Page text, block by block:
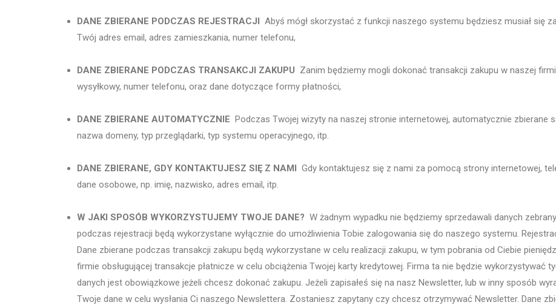
DANE ZBIERANE PODCZAS REJESTRACJI Abyś mógł skorzystać z funkcji naszego systemu będziesz musiał się
Twój adres email, adres zamieszkania, numer telefonu,
DANE ZBIERANE PODCZAS TRANSAKCJI ZAKUPU Zanim będziemy mogli dokonać transakcji zakupu w naszej
wysyłkowy, numer telefonu, oraz dane dotyczące formy płatności,
DANE ZBIERANE AUTOMATYCZNIE Podczas Twojej wizyty na naszej stronie internetowej, automatycznie zbierane
nazwa domeny, typ przeglądarki, typ systemu operacyjnego, itp.
DANE ZBIERANE, GDY KONTAKTUJESZ SIĘ Z NAMI Gdy kontaktujesz się z nami za pomocą strony internetowej,
dane osobowe, np. imię, nazwisko, adres email, itp.
W JAKI SPOSÓB WYKORZYSTUJEMY TWOJE DANE? W żadnym wypadku nie będziemy sprzedawali danych
podczas rejestracji będą wykorzystane wyłącznie do umożliwienia Tobie zalogowania się do naszego systemu.
Dane zbierane podczas transakcji zakupu będą wykorzystane w celu realizacji zakupu, w tym pobrania od Ciebie
firmie obsługującej transakcje płatnicze w celu obciążenia Twojej karty kredytowej. Firma ta nie będzie wykorzystywać
danych jest obowiązkowe jeżeli chcesz dokonać zakupu. Jeżeli zapisałeś się na nasz Newsletter, lub w inny sposób
Twoje dane w celu wysłania Ci naszego Newslettera. Zostaniesz zapytany czy chcesz otrzymywać Newsletter. Dane